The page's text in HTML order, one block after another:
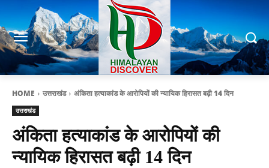
HOME उत्तराखंड अंकिता हत्याकांड के आरोपियों की न्यायिक हिरासत बढ़ी 14 दिन
उत्तराखंड
अंकिता हत्याकांड के आरोपियों की
न्यायिक हिरासत बढ़ी 14 दिन